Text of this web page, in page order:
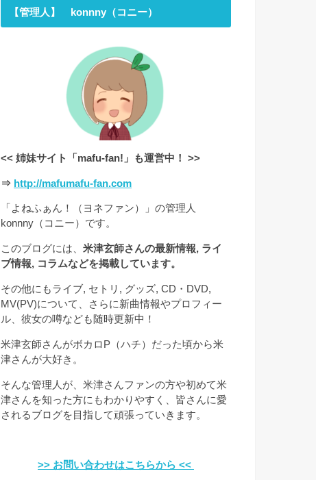
【管理人】 konnny（コニー）
<< 姉妹サイト「mafu-fan!」も運営中！ >>
⇒ http://mafumafu-fan.com
「よねふぁん！（ヨネファン）」の管理人
konnny（コニー）です。
このブログには、 米津玄師さんの最新情報, ライ
ブ情報, コラムなどを掲載しています。
その他にもライブ, セトリ, グッズ, CD・DVD,
MV(PV)について、さらに新曲情報やプロフィー
ル、彼女の噂なども随時更新中！
米津玄師さんがボカロP（ハチ）だった頃から米
津さんが大好き。
そんな管理人が、米津さんファンの方や初めて米
津さんを知った方にもわかりやすく、皆さんに愛
されるブログを目指して頑張っていきます。
>> お問い合わせはこちらから <<